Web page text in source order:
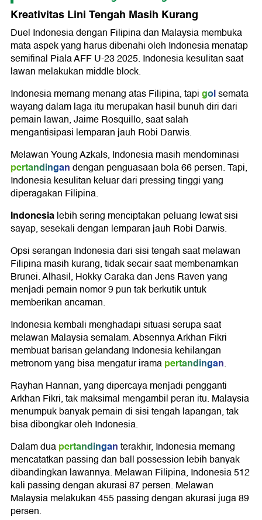
Kreativitas Lini Tengah Masih Kurang
Duel Indonesia dengan Filipina dan Malaysia membuka
mata aspek yang harus dibenahi oleh Indonesia menatap
semifinal Piala AFF U-23 2025. Indonesia kesulitan saat
lawan melakukan middle block.
Indonesia memang menang atas Filipina, tapigolsemata
wayang dalam laga itu merupakan hasil bunuh diri dari
pemain lawan, Jaime Rosquillo, saat salah
mengantisipasi lemparan jauh Robi Darwis.
Melawan Young Azkals, Indonesia masih mendominasi
pertandingandengan penguasaan bola 66 persen. Tapi,
Indonesia kesulitan keluar dari pressing tinggi yang
diperagakan Filipina.
Indonesialebih sering menciptakan peluang lewat sisi
sayap, sesekali dengan lemparan jauh Robi Darwis.
Opsi serangan Indonesia dari sisi tengah saat melawan
Filipina masih kurang, tidak secair saat membenamkan
Brunei. Alhasil, Hokky Caraka dan Jens Raven yang
menjadi pemain nomor 9 pun tak berkutik untuk
memberikan ancaman.
Indonesia kembali menghadapi situasi serupa saat
melawan Malaysia semalam. Absennya Arkhan Fikri
membuat barisan gelandang Indonesia kehilangan
metronom yang bisa mengatur iramapertandingan.
Rayhan Hannan, yang dipercaya menjadi pengganti
Arkhan Fikri, tak maksimal mengambil peran itu. Malaysia
menumpuk banyak pemain di sisi tengah lapangan, tak
bisa dibongkar oleh Indonesia.
Dalam duapertandinganterakhir, Indonesia memang
mencatatkan passing dan ball possession lebih banyak
dibandingkan lawannya. Melawan Filipina, Indonesia 512
kali passing dengan akurasi 87 persen. Melawan
Malaysia melakukan 455 passing dengan akurasi juga 89
persen.